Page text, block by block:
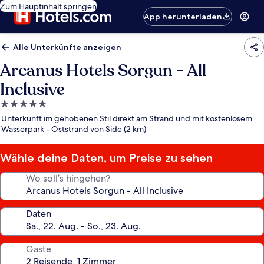
Zum Hauptinhalt springen
App herunterladen
Alle Unterkünfte anzeigen
Arcanus Hotels Sorgun - All
Inclusive
5.0-
Sterne-
Unterkunft
Unterkunft im gehobenen Stil direkt am Strand und mit kostenlosem
Wasserpark - Oststrand von Side (2 km)
Wähle deine Daten, um Preise zu sehen
Wo soll’s hingehen?
Daten
Gäste